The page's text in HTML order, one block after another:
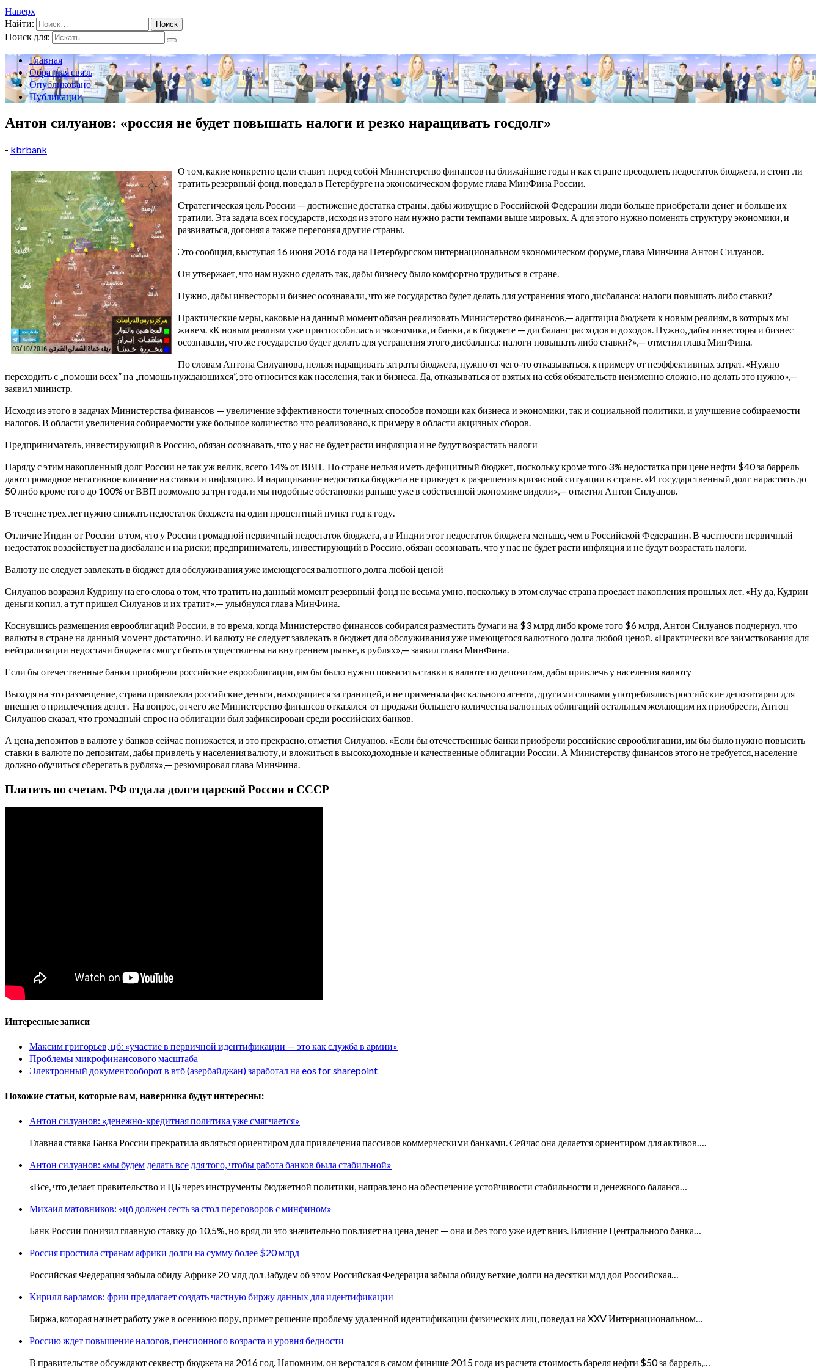
Наверх
Найти:
Поиск для:
Главная
Обратная связь
Опубликовано
Публикации
Антон силуанов: «россия не будет повышать налоги и резко наращивать госдолг»
- kbrbank
О том, какие конкретно цели ставит перед собой Министерство финансов на ближайшие годы и как стране преодолеть недостаток бюджета, и стоит ли
тратить резервный фонд, поведал в Петербурге на экономическом форуме глава МинФина России.
Стратегическая цель России — достижение достатка страны, дабы живущие в Российской Федерации люди больше приобретали денег и больше их
тратили. Эта задача всех государств, исходя из этого нам нужно расти темпами выше мировых. А для этого нужно поменять структуру экономики, и
развиваться, догоняя а также перегоняя другие страны.
Это сообщил, выступая 16 июня 2016 года на Петербургском интернациональном экономическом форуме, глава МинФина Антон Силуанов.
Он утвержает, что нам нужно сделать так, дабы бизнесу было комфортно трудиться в стране.
Нужно, дабы инвесторы и бизнес осознавали, что же государство будет делать для устранения этого дисбаланса: налоги повышать либо ставки?
Практические меры, каковые на данный момент обязан реализовать Министерство финансов,— адаптация бюджета к новым реалиям, в которых мы
живем. «К новым реалиям уже приспособилась и экономика, и банки, а в бюджете — дисбаланс расходов и доходов.Нужно, дабы инвесторы и бизнес
осознавали, что же государство будет делать для устранения этого дисбаланса: налоги повышать либо ставки?»,— отметил глава МинФина.
По словам Антона Силуанова, нельзя наращивать затраты бюджета, нужно от чего-то отказываться, к примеру от неэффективных затрат. «Нужно
переходить с „помощи всех” на „помощь нуждающихся”, это относится как населения, так и бизнеса. Да, отказываться от взятых на себя обязательств неизменно сложно, но делать это нужно»,—
заявил министр.
Исходя из этого в задачах Министерства финансов — увеличение эффективности точечных способов помощи как бизнеса и экономики, так и социальной политики, и улучшение собираемости
налогов. В области увеличения собираемости уже большое количество что реализовано, к примеру в области акцизных сборов.
Предприниматель, инвестирующий в Россию, обязан осознавать, что у нас не будет расти инфляция и не будут возрастать налоги
Наряду с этим накопленный долг России не так уж велик, всего 14% от ВВП. Но стране нельзя иметь дефицитный бюджет, поскольку кроме того 3% недостатка при цене нефти $40 за баррель
дают громадное негативное влияние на ставки и инфляцию. И наращивание недостатка бюджета не приведет к разрешения кризисной ситуации в стране. «И государственный долг нарастить до
50 либо кроме того до 100% от ВВП возможно за три года, и мы подобные обстановки раньше уже в собственной экономике видели»,— отметил Антон Силуанов.
В течение трех лет нужно снижать недостаток бюджета на один процентный пункт год к году.
Отличие Индии от России в том, что у России громадной первичный недостаток бюджета, а в Индии этот недостаток бюджета меньше, чем в Российской Федерации. В частности первичный
недостаток воздействует на дисбаланс и на риски; предприниматель, инвестирующий в Россию, обязан осознавать, что у нас не будет расти инфляция и не будут возрастать налоги.
Валюту не следует завлекать в бюджет для обслуживания уже имеющегося валютного долга любой ценой
Силуанов возразил Кудрину на его слова о том, что тратить на данный момент резервный фонд не весьма умно, поскольку в этом случае страна проедает накопления прошлых лет. «Ну да, Кудрин
деньги копил, а тут пришел Силуанов и их тратит»,— улыбнулся глава МинФина.
Коснувшись размещения еврооблигаций России, в то время, когда Министерство финансов собирался разместить бумаги на $3 млрд либо кроме того $6 млрд, Антон Силуанов подчернул, что
валюты в стране на данный момент достаточно. И валюту не следует завлекать в бюджет для обслуживания уже имеющегося валютного долга любой ценой. «Практически все заимствования для
нейтрализации недостачи бюджета смогут быть осуществлены на внутреннем рынке, в рублях»,— заявил глава МинФина.
Если бы отечественные банки приобрели российские еврооблигации, им бы было нужно повысить ставки в валюте по депозитам, дабы привлечь у населения валюту
Выходя на это размещение, страна привлекла российские деньги, находящиеся за границей, и не применяла фискального агента, другими словами употреблялись российские депозитарии для
внешнего привлечения денег. На вопрос, отчего же Министерство финансов отказался от продажи большего количества валютных облигаций остальным желающим их приобрести, Антон
Силуанов сказал, что громадный спрос на облигации был зафиксирован среди российских банков.
А цена депозитов в валюте у банков сейчас понижается, и это прекрасно, отметил Силуанов. «Если бы отечественные банки приобрели российские еврооблигации, им бы было нужно повысить
ставки в валюте по депозитам, дабы привлечь у населения валюту, и вложиться в высокодоходные и качественные облигации России. А Министерству финансов этого не требуется, население
должно обучиться сберегать в рублях»,— резюмировал глава МинФина.
Платить по счетам. РФ отдала долги царской России и СССР
Интересные записи
Максим григорьев, цб: «участие в первичной идентификации — это как служба в армии»
Проблемы микрофинансового масштаба
Электронный документооборот в втб (азербайджан) заработал на eos for sharepoint
Похожие статьи, которые вам, наверника будут интересны:
Антон силуанов: «денежно-кредитная политика уже смягчается»
Главная ставка Банка России прекратила являться ориентиром для привлечения пассивов коммерческими банками. Сейчас она делается ориентиром для активов….
Антон силуанов: «мы будем делать все для того, чтобы работа банков была стабильной»
«Все, что делает правительство и ЦБ через инструменты бюджетной политики, направлено на обеспечение устойчивости стабильности и денежного баланса…
Михаил матовников: «цб должен сесть за стол переговоров с минфином»
Банк России понизил главную ставку до 10,5%, но вряд ли это значительно повлияет на цена денег — она и без того уже идет вниз. Влияние Центрального банка…
Россия простила странам африки долги на сумму более $20 млрд
Российская Федерация забыла обиду Африке 20 млд дол Забудем об этом Российская Федерация забыла обиду ветхие долги на десятки млд дол Российская…
Кирилл варламов: фрии предлагает создать частную биржу данных для идентификации
Биржа, которая начнет работу уже в осеннюю пору, примет решение проблему удаленной идентификации физических лиц, поведал на XXV Интернациональном…
Россию ждет повышение налогов, пенсионного возраста и уровня бедности
В правительстве обсуждают секвестр бюджета на 2016 год. Напомним, он верстался в самом финише 2015 года из расчета стоимость бареля нефти $50 за баррель,…